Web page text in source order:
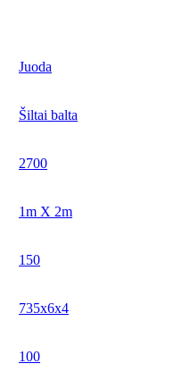
Juoda
Šiltai balta
2700
1m X 2m
150
735x6x4
100